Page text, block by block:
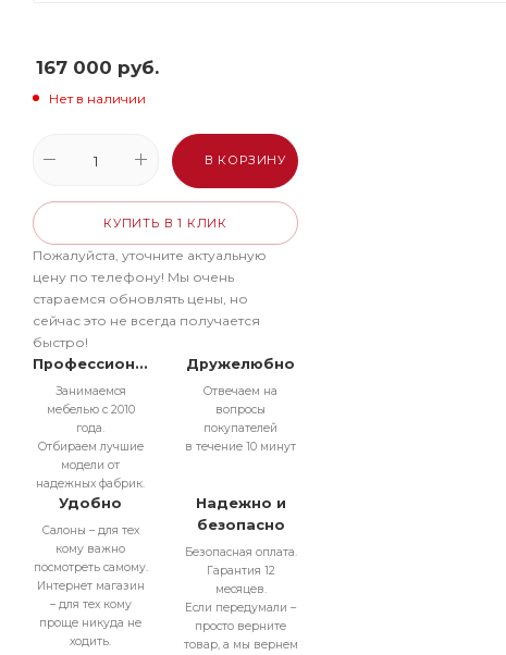
167 000 руб.
Нет в наличии
В КОРЗИНУ
КУПИТЬ В 1 КЛИК
Пожалуйста, уточните актуальную
цену по телефону! Мы очень
стараемся обновлять цены, но
сейчас это не всегда получается
быстро!
Профессионально
Занимаемся
мебелью с 2010
года.
Отбираем лучшие
модели от
надежных фабрик.
Дружелюбно
Отвечаем на
вопросы
покупателей
в течение 10 минут
Удобно
Салоны – для тех
кому важно
посмотреть самому.
Интернет магазин
– для тех кому
проще никуда не
ходить.
Надежно и
безопасно
Безопасная оплата.
Гарантия 12
месяцев.
Если передумали –
просто верните
товар, а мы вернем